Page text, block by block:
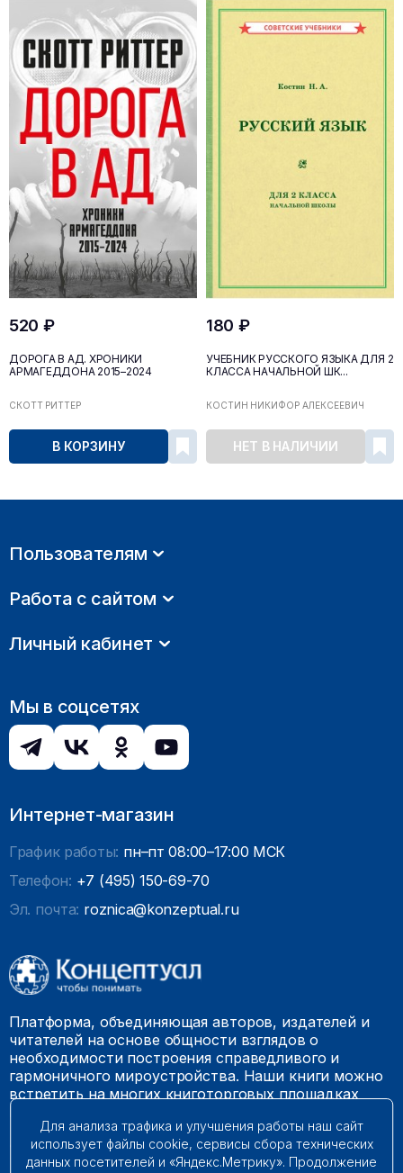
520 ₽
ДОРОГА В АД. ХРОНИКИ
АРМАГЕДДОНА 2015–2024
СКОТТ РИТТЕР
В КОРЗИНУ
180 ₽
УЧЕБНИК РУССКОГО ЯЗЫКА ДЛЯ 2
КЛАССА НАЧАЛЬНОЙ ШК...
КОСТИН НИКИФОР АЛЕКСЕЕВИЧ
НЕТ В НАЛИЧИИ
Пользователям
Работа с сайтом
Личный кабинет
Мы в соцсетях
Интернет-магазин
График работы: пн–пт 08:00–17:00 МСК
Телефон: +7 (495) 150-69-70
Эл. почта: roznica@konzeptual.ru
Платформа, объединяющая авторов, издателей и
читателей на основе общности взглядов о
необходимости построения справедливого и
гармоничного мироустройства. Наши книги можно
встретить на многих книготорговых площадках
© 2009 – 2026. Все права защищены.
Для анализа трафика и улучшения работы наш сайт
использует файлы cookie, сервисы сбора технических
данных посетителей и «Яндекс.Метрику». Продолжение